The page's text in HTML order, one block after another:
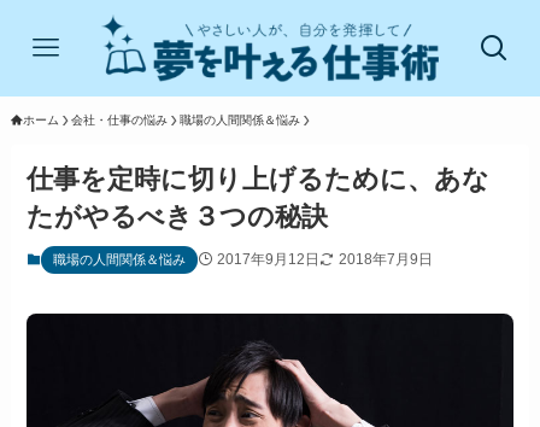
ホーム 会社・仕事の悩み 職場の人間関係＆悩み
仕事を定時に切り上げるために、あな
たがやるべき３つの秘訣
職場の人間関係＆悩み 2017年9月12日 2018年7月9日